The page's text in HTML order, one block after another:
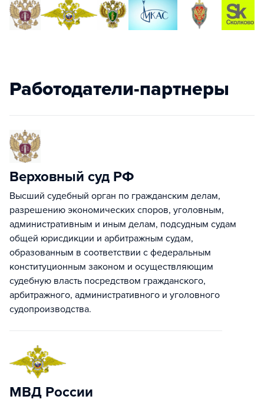
Работодатели-партнеры
Верховный суд РФ
Высший судебный орган по гражданским делам,
разрешению экономических споров, уголовным,
административным и иным делам, подсудным судам
общей юрисдикции и арбитражным судам,
образованным в соответствии с федеральным
конституционным законом и осуществляющим
судебную власть посредством гражданского,
арбитражного, административного и уголовного
судопроизводства.
МВД России